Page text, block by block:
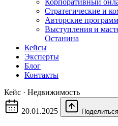
Корпоративный
Стратегические и
Авторские
Выступления и
Останина
Кейсы
Эксперты
Блог
Контакты
Кейс · Недвижимость
20.01.2025 Поделиться